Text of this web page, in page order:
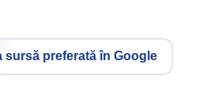
sursă preferată în Google